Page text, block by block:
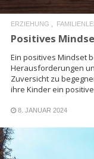
ERZIEHUNG
Positives
Ein positives Mindset
Herausforderungen
Zuversicht zu
ihre Kinder ein
8. JANUAR 2024